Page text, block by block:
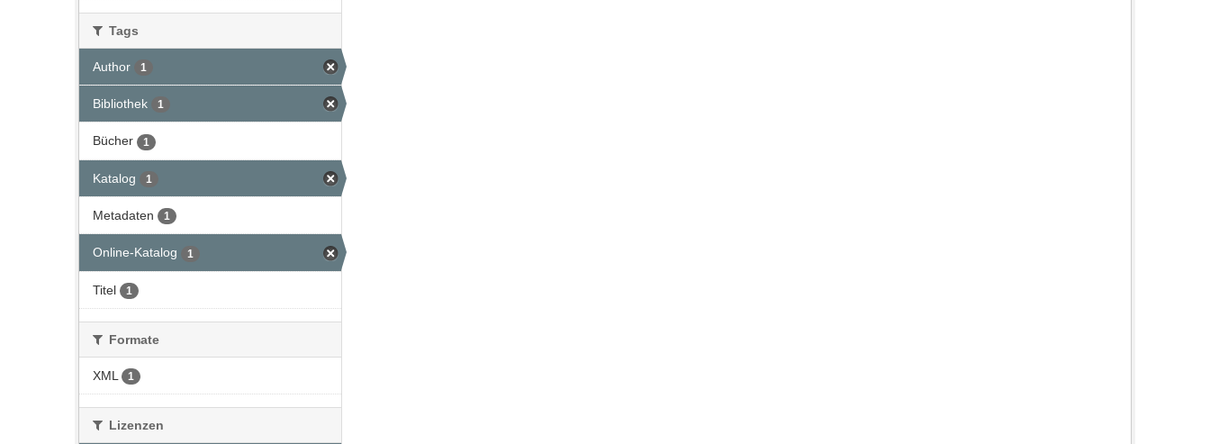
Tags
Author 1
Bibliothek 1
Bücher 1
Katalog 1
Metadaten 1
Online-Katalog 1
Titel 1
Formate
XML 1
Lizenzen